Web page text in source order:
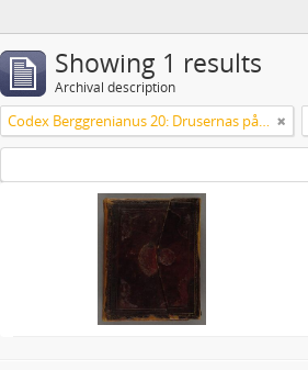
Showing 1 results
Archival description
Codex Berggrenianus 20: Drusernas på Libanon heliga bok